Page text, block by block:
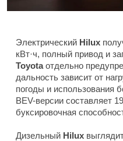
Электрический Hilux
кВт·ч, полный привод и
Toyotaотдельно
дальность зависит от
погоды и использования
BEV-версии составляет
буксировочная
Дизельный Hilux